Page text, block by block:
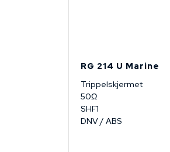
RG 214 U Marine
Trippelskjermet
50Ω
SHF1
DNV / ABS